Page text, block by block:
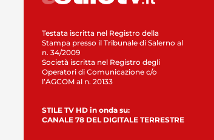
Testata iscritta nel Registro della
Stampa presso il Tribunale di Salerno al
n. 34/2009
Società iscritta nel Registro degli
Operatori di Comunicazione c/o
l’AGCOM al n. 20133
STILE TV HD in onda su:
CANALE 78 DEL DIGITALE TERRESTRE